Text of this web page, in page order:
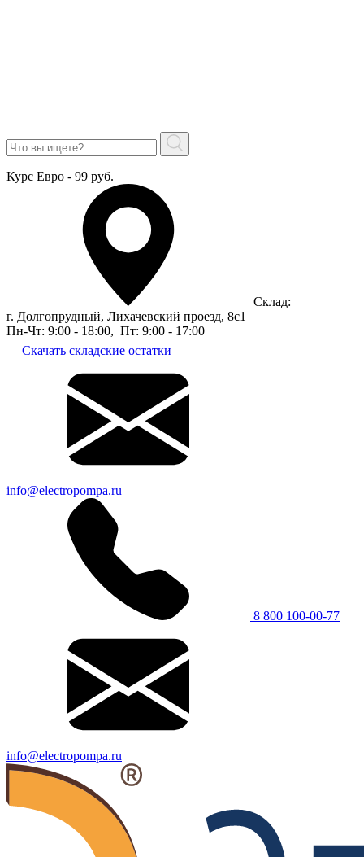
Курс Евро - 99 руб.
Склад:
г. Долгопрудный, Лихачевский проезд, 8c1
Пн-Чт: 9:00 - 18:00, Пт: 9:00 - 17:00
Скачать складские остатки
info@electropompa.ru
8 800 100-00-77
info@electropompa.ru